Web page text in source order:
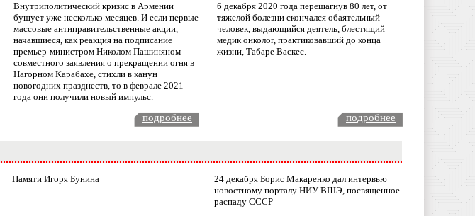
Внутриполитический кризис в Армении
бушует уже несколько месяцев. И если первые
массовые антиправительственные акции,
начавшиеся, как реакция на подписание
премьер-министром Николом Пашиняном
совместного заявления о прекращении огня в
Нагорном Карабахе, стихли в канун
новогодних празднеств, то в феврале 2021
года они получили новый импульс.
6 декабря 2020 года перешагнув 80 лет, от
тяжелой болезни скончался обаятельный
человек, выдающийся деятель, блестящий
медик онколог, практиковавший до конца
жизни, Табаре Васкес.
подробнее подробнее
Памяти Игоря Бунина
24 декабря Борис Макаренко дал интервью
новостному порталу НИУ ВШЭ, посвященное
распаду СССР